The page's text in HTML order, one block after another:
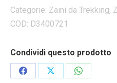
Categorie: Zaini da Trekking,
COD: D3400721
Condividi questo prodotto
CondividiCondividiCondividi